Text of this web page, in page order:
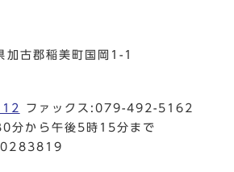
古郡稲美町国岡1-1
ファックス:079-492-5162
分から午後5時15分まで